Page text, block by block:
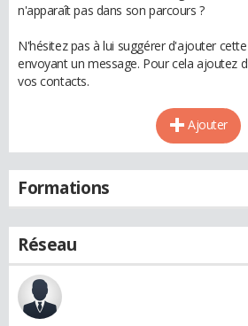
n'apparaît pas dans son parcours ?
N'hésitez pas à lui suggérer d'ajouter
envoyant un message. Pour cela ajoutez
vos contacts.
Ajouter
Formations
Réseau